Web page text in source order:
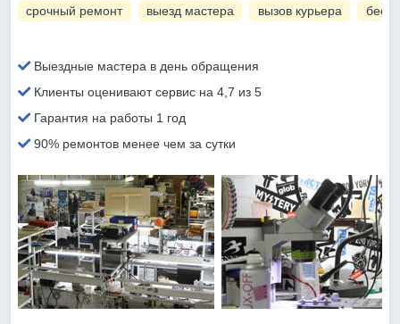
срочный ремонт выезд мастера вызов курьера
Выездные мастера в день обращения
Клиенты оценивают сервис на 4,7 из 5
Гарантия на работы 1 год
90% ремонтов менее чем за сутки